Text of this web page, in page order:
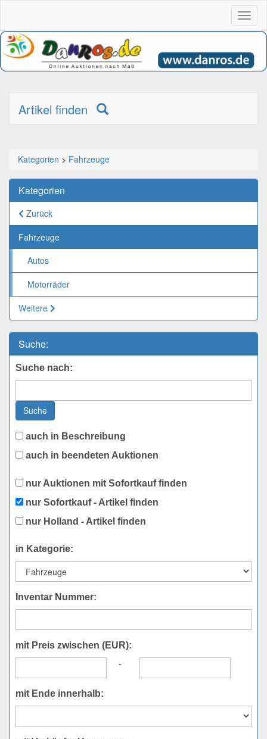
Artikel finden
Kategorien > Fahrzeuge
Kategorien
Zurück
Fahrzeuge
Autos
Motorräder
Weitere
Suche:
Suche nach:
Suche
auch in Beschreibung
auch in beendeten Auktionen
nur Auktionen mit Sofortkauf finden
nur Sofortkauf - Artikel finden
nur Holland - Artikel finden
in Kategorie:
Inventar Nummer:
mit Preis zwischen (EUR):
-
mit Ende innerhalb: